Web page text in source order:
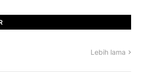
Lebih lama